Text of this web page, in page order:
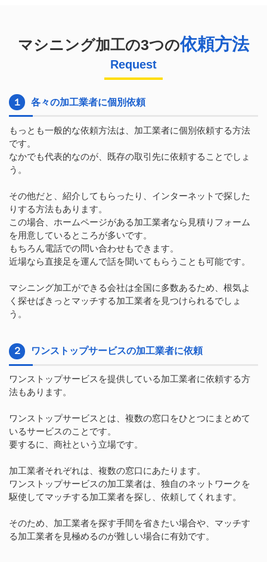
マシニング加工の3つの依頼方法
Request
１ 各々の加工業者に個別依頼
もっとも一般的な依頼方法は、加工業者に個別依頼する方法
です。
なかでも代表的なのが、既存の取引先に依頼することでしょ
う。
その他だと、紹介してもらったり、インターネットで探した
りする方法もあります。
この場合、ホームページがある加工業者なら見積りフォーム
を用意しているところが多いです。
もちろん電話での問い合わせもできます。
近場なら直接足を運んで話を聞いてもらうことも可能です。
マシニング加工ができる会社は全国に多数あるため、根気よ
く探せばきっとマッチする加工業者を見つけられるでしょ
う。
２ ワンストップサービスの加工業者に依頼
ワンストップサービスを提供している加工業者に依頼する方
法もあります。
ワンストップサービスとは、複数の窓口をひとつにまとめて
いるサービスのことです。
要するに、商社という立場です。
加工業者それぞれは、複数の窓口にあたります。
ワンストップサービスの加工業者は、独自のネットワークを
駆使してマッチする加工業者を探し、依頼してくれます。
そのため、加工業者を探す手間を省きたい場合や、マッチす
る加工業者を見極めるのが難しい場合に有効です。